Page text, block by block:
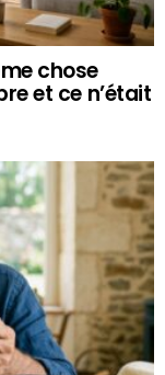
chose
et ce n’était